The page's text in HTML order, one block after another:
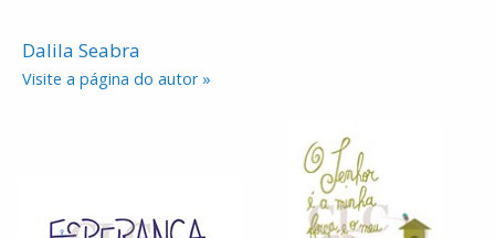
Dalila Seabra
Visite a página do autor »